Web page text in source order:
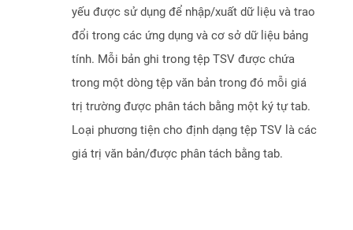
yếu được sử dụng để nhập/xuất dữ liệu và trao
đổi trong các ứng dụng và cơ sở dữ liệu bảng
tính. Mỗi bản ghi trong tệp TSV được chứa
trong một dòng tệp văn bản trong đó mỗi giá
trị trường được phân tách bằng một ký tự tab.
Loại phương tiện cho định dạng tệp TSV là các
giá trị văn bản/được phân tách bằng tab.